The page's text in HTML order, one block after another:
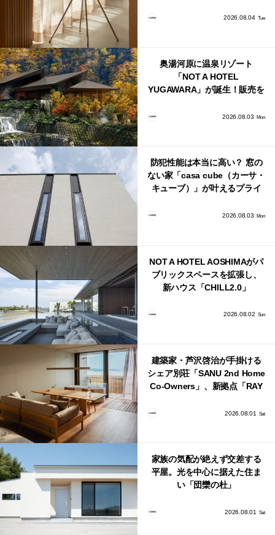
2026.08.04 Tue
奥湯河原に温泉リゾート
「NOT A HOTEL
YUGAWARA」が誕生！販売を
2026.08.03 Mon
防犯性能は本当に高い？ 窓の
ない家「casa cube（カーサ・
キューブ）」が叶えるプライ
2026.08.03 Mon
NOT A HOTEL AOSHIMAがパ
ブリックスペースを拡張し、
新ハウス「CHILL2.0」
2026.08.02 Sun
建築家・芦沢啓治が手掛ける
シェア別荘「SANU 2nd Home
Co-Owners」、新拠点「RAY
2026.08.01 Sat
家族の気配が絶えず交差する
平屋。光を中心に据えた住ま
い「団欒の杜」
2026.08.01 Sat